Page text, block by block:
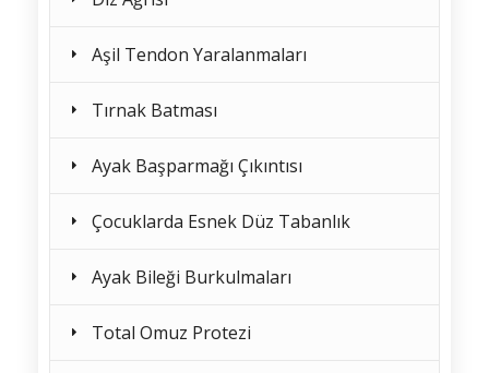
Aşil Tendon Yaralanmaları
Tırnak Batması
Ayak Başparmağı Çıkıntısı
Çocuklarda Esnek Düz Tabanlık
Ayak Bileği Burkulmaları
Total Omuz Protezi